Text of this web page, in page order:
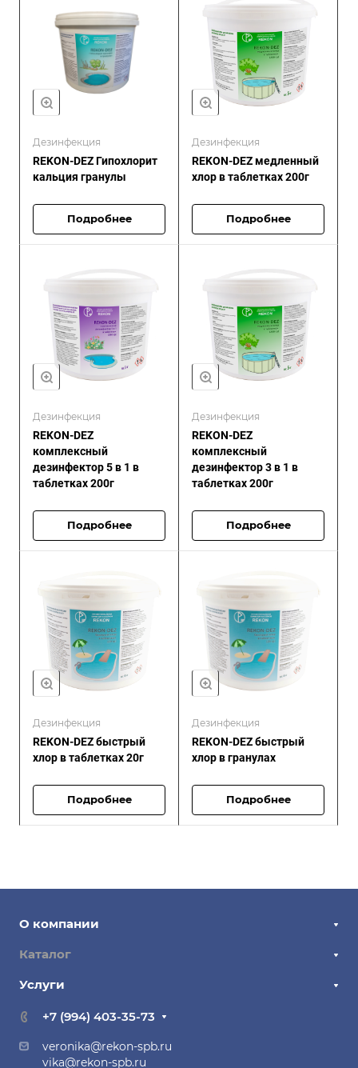
Дезинфекция
REKON-DEZ Гипохлорит
кальция гранулы
Подробнее
Дезинфекция
REKON-DEZ медленный
хлор в таблетках 200г
Подробнее
Дезинфекция
REKON-DEZ
комплексный
дезинфектор 5 в 1 в
таблетках 200г
Подробнее
Дезинфекция
REKON-DEZ
комплексный
дезинфектор 3 в 1 в
таблетках 200г
Подробнее
Дезинфекция
REKON-DEZ быстрый
хлор в таблетках 20г
Подробнее
Дезинфекция
REKON-DEZ быстрый
хлор в гранулах
Подробнее
О компании
Отзывы
Новости
Наши поставщики
Наши партнеры
Каталог
Химия для бассейнов и аквапарков
Реагенты для систем оборотного водоснабжения и
Услуги
Изготовление химии под заказ
Подбор реагентов для очистки воды и стоков
+7 (994) 403-35-73
veronika@rekon-spb.ru
vika@rekon-spb.ru